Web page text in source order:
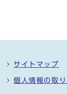
サイトマップ
個人情報の取